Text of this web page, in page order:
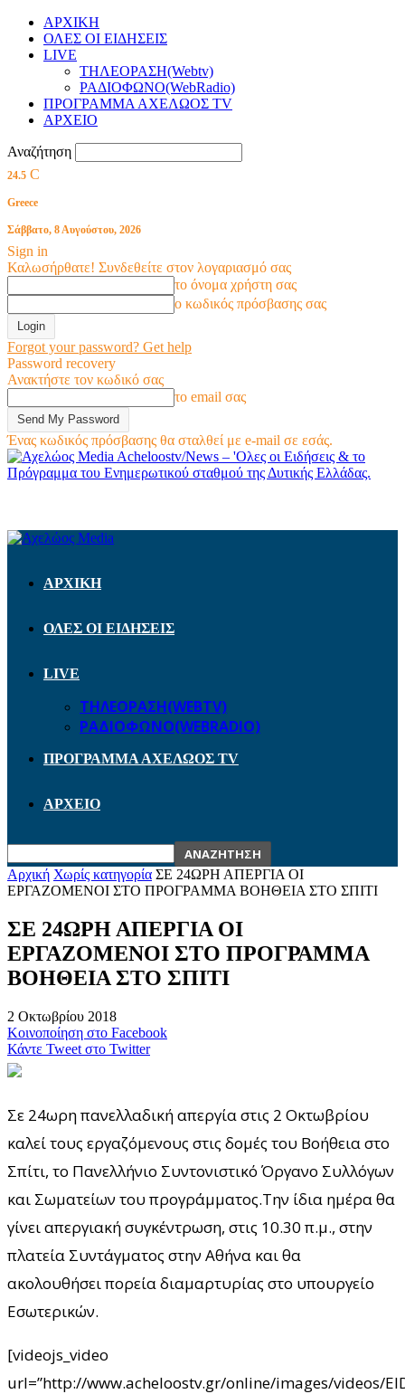
ΑΡΧΙΚΗ
ΟΛΕΣ ΟΙ ΕΙΔΗΣΕΙΣ
LIVE
ΤΗΛΕΟΡΑΣΗ(Webtv)
ΡΑΔΙΟΦΩΝΟ(WebRadio)
ΠΡΟΓΡΑΜΜΑ ΑΧΕΛΩΟΣ TV
ΑΡΧΕΙΟ
Αναζήτηση
24.5 C
Greece
Σάββατο, 8 Αυγούστου, 2026
Sign in
Καλωσήρθατε! Συνδεθείτε στον λογαριασμό σας
το όνομα χρήστη σας
ο κωδικός πρόσβασης σας
Forgot your password? Get help
Password recovery
Ανακτήστε τον κωδικό σας
το email σας
Ένας κωδικός πρόσβασης θα σταλθεί με e-mail σε εσάς.
Acheloostv/News – 'Ολες οι Ειδήσεις & το
Πρόγραμμα του Ενημερωτικού σταθμού της Δυτικής Ελλάδας.
ΑΡΧΙΚΗ
ΟΛΕΣ ΟΙ ΕΙΔΗΣΕΙΣ
LIVE
ΤΗΛΕΟΡΑΣΗ(WEBTV)
ΡΑΔΙΟΦΩΝΟ(WEBRADIO)
ΠΡΟΓΡΑΜΜΑ ΑΧΕΛΩΟΣ TV
ΑΡΧΕΙΟ
Αρχική Χωρίς κατηγορία ΣΕ 24ΩΡΗ ΑΠΕΡΓΙΑ ΟΙ
ΕΡΓΑΖΟΜΕΝΟΙ ΣΤΟ ΠΡΟΓΡΑΜΜΑ ΒΟΗΘΕΙΑ ΣΤΟ ΣΠΙΤΙ
ΣΕ 24ΩΡΗ ΑΠΕΡΓΙΑ ΟΙ
ΕΡΓΑΖΟΜΕΝΟΙ ΣΤΟ ΠΡΟΓΡΑΜΜΑ
ΒΟΗΘΕΙΑ ΣΤΟ ΣΠΙΤΙ
2 Οκτωβρίου 2018
Κοινοποίηση στο Facebook
Κάντε Tweet στο Twitter
Σε 24ωρη πανελλαδική απεργία στις 2 Οκτωβρίου
καλεί τους εργαζόμενους στις δομές του Βοήθεια στο
Σπίτι, το Πανελλήνιο Συντονιστικό Όργανο Συλλόγων
και Σωματείων του προγράμματος.Την ίδια ημέρα θα
γίνει απεργιακή συγκέντρωση, στις 10.30 π.μ., στην
πλατεία Συντάγματος στην Αθήνα και θα
ακολουθήσει πορεία διαμαρτυρίας στο υπουργείο
Εσωτερικών.
[videojs_video
url=”http://www.acheloostv.gr/online/images/videos/